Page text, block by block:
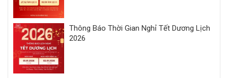
Thông Báo Thời Gian Nghỉ Tết Dương Lịch
2026